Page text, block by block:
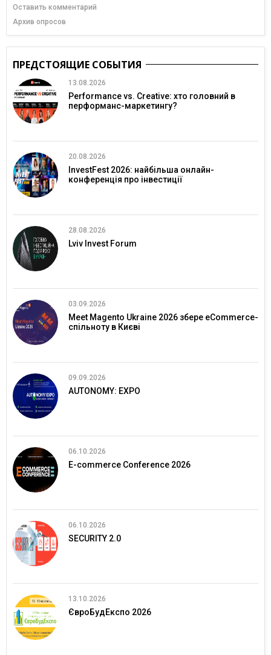
Оставить комментарий
Архив опросов
ПРЕДСТОЯЩИЕ СОБЫТИЯ
13.08.2026
Performance vs. Creative: хто головний в
перформанс-маркетингу?
20.08.2026
InvestFest 2026: найбільша онлайн-
конференція про інвестиції
28.08.2026
Lviv Invest Forum
03.09.2026
Meet Magento Ukraine 2026 збере eCommerce-
спільноту в Києві
09.09.2026
AUTONOMY: EXPO
06.10.2026
E-commerce Conference 2026
06.10.2026
SECURITY 2.0
13.10.2026
ЄвроБудЕкспо 2026